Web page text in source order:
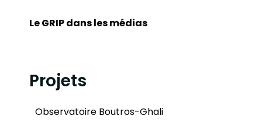
Le GRIP dans les médias
Projets
Observatoire Boutros-Ghali